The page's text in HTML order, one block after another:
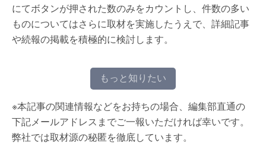
にてボタンが押された数のみをカウントし、件数の多い
ものについてはさらに取材を実施したうえで、詳細記事
や続報の掲載を積極的に検討します。
もっと知りたい
※本記事の関連情報などをお持ちの場合、編集部直通の
下記メールアドレスまでご一報いただければ幸いです。
弊社では取材源の秘匿を徹底しています。